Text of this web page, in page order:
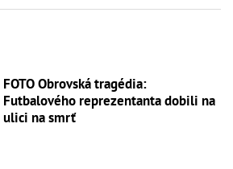
FOTO Obrovská tragédia:
Futbalového reprezentanta dobili na
ulici na smrť